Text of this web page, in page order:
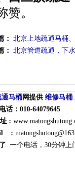
赞。
： 北京上地疏通马桶
： 北京管道疏通，下
通马桶网提供 维修马桶
64079645
:
:
一个电话，30分钟上